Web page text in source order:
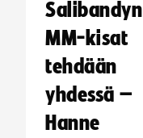
Salibandyn
MM-kisat
tehdään
yhdessä –
Hanne